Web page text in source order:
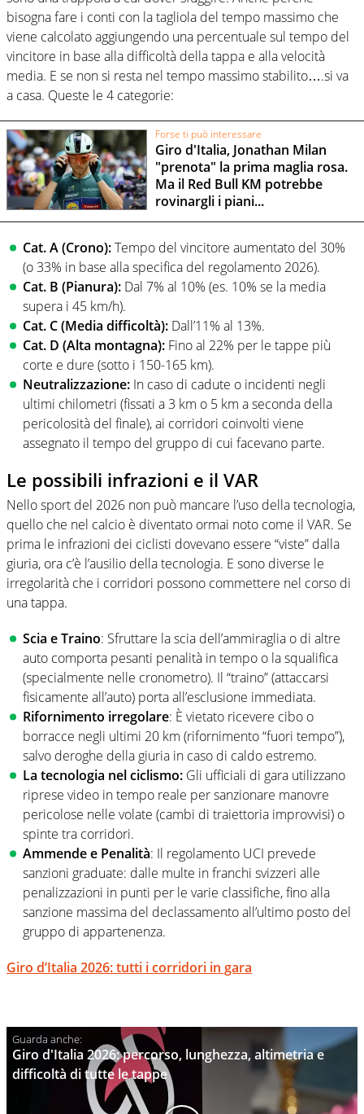
bisogna fare i conti con la tagliola del tempo massimo che
viene calcolato aggiungendo una percentuale sul tempo del
vincitore in base alla difficoltà della tappa e alla velocità
media. E se non si resta nel tempo massimo stabilito….si va
a casa. Queste le 4 categorie:
Forse ti può interessare
Giro d'Italia, Jonathan Milan
"prenota" la prima maglia rosa.
Ma il Red Bull KM potrebbe
rovinargli i piani...
Cat. A (Crono):Tempo del vincitore aumentato del 30%
(o 33% in base alla specifica del regolamento 2026).
Cat. B (Pianura): Dal 7% al 10% (es. 10% se la media
supera i 45 km/h).
Cat. C (Media difficoltà): Dall’11% al 13%.
Cat. D (Alta montagna): Fino al 22% per le tappe più
corte e dure (sotto i 150-165 km).
Neutralizzazione: In caso di cadute o incidenti negli
ultimi chilometri (fissati a 3 km o 5 km a seconda della
pericolosità del finale), ai corridori coinvolti viene
assegnato il tempo del gruppo di cui facevano parte.
Le possibili infrazioni e il VAR
Nello sport del 2026 non può mancare l’uso della tecnologia,
quello che nel calcio è diventato ormai noto come il VAR. Se
prima le infrazioni dei ciclisti dovevano essere “viste” dalla
giuria, ora c’è l’ausilio della tecnologia. E sono diverse le
irregolarità che i corridori possono commettere nel corso di
una tappa.
Scia e Traino: Sfruttare la scia dell’ammiraglia o di altre
auto comporta pesanti penalità in tempo o la squalifica
(specialmente nelle cronometro). Il “traino” (attaccarsi
fisicamente all’auto) porta all’esclusione immediata.
Rifornimento irregolare: È vietato ricevere cibo o
borracce negli ultimi 20 km (rifornimento “fuori tempo”),
salvo deroghe della giuria in caso di caldo estremo.
La tecnologia nel ciclismo: Gli ufficiali di gara utilizzano
riprese video in tempo reale per sanzionare manovre
pericolose nelle volate (cambi di traiettoria improvvisi) o
spinte tra corridori.
Ammende e Penalità: Il regolamento UCI prevede
sanzioni graduate: dalle multe in franchi svizzeri alle
penalizzazioni in punti per le varie classifiche, fino alla
sanzione massima del declassamento all’ultimo posto del
gruppo di appartenenza.
Giro d’Italia 2026: tutti i corridori in gara
Giro d'Italia 2026: percorso, lunghezza, altimetria e
difficoltà di tutte le tappe